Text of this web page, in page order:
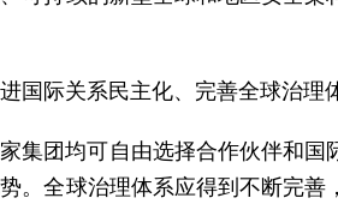
进国际关系民主化、完善全球治理
集团均可自由选择合作伙伴和
。全球治理体系应得到不断完